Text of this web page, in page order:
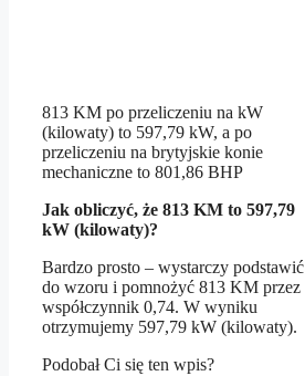
813 KM po przeliczeniu na kW
(kilowaty) to 597,79 kW, a po
przeliczeniu na brytyjskie konie
mechaniczne to 801,86 BHP
Jak obliczyć, że 813 KM to 597,79
kW (kilowaty)?
Bardzo prosto – wystarczy podstawić
do wzoru i pomnożyć 813 KM przez
współczynnik 0,74. W wyniku
otrzymujemy 597,79 kW (kilowaty).
Podobał Ci się ten wpis?